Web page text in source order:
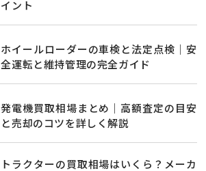
イント
ホイールローダーの車検と法定点検｜安
全運転と維持管理の完全ガイド
発電機買取相場まとめ｜高額査定の目安
と売却のコツを詳しく解説
トラクターの買取相場はいくら？メーカ